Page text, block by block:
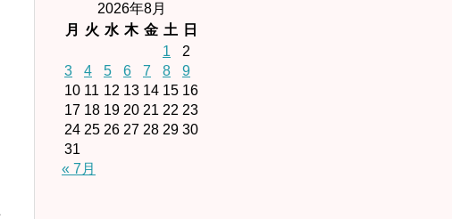
2026年8月
月
火 水 木 金 土
日
1
2
3
4 5 6 7 8
9
10 11 12 13 14 15 16
17 18 19 20 21 22 23
24 25 26 27 28 29 30
31
« 7月